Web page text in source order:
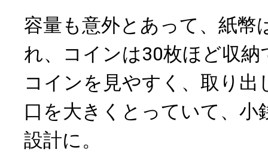
容量も意外とあって、紙幣
れ、コインは30枚ほど収
コインを見やすく、取り出
口を大きくとっていて、小
設計に。